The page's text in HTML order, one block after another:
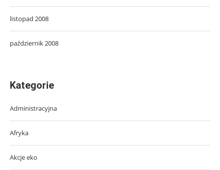
listopad 2008
październik 2008
Kategorie
Administracyjna
Afryka
Akcje eko